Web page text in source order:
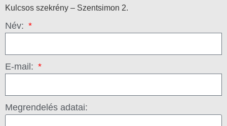
Kulcsos szekrény – Szentsimon 2.
Név:
E-mail:
Megrendelés adatai: